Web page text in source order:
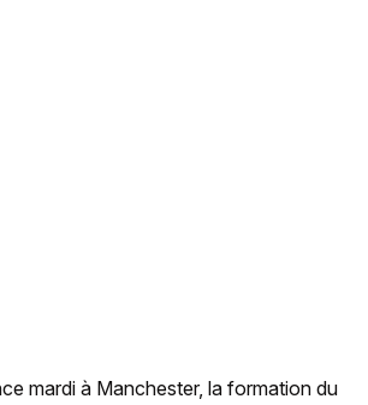
mardi à Manchester, la formation du